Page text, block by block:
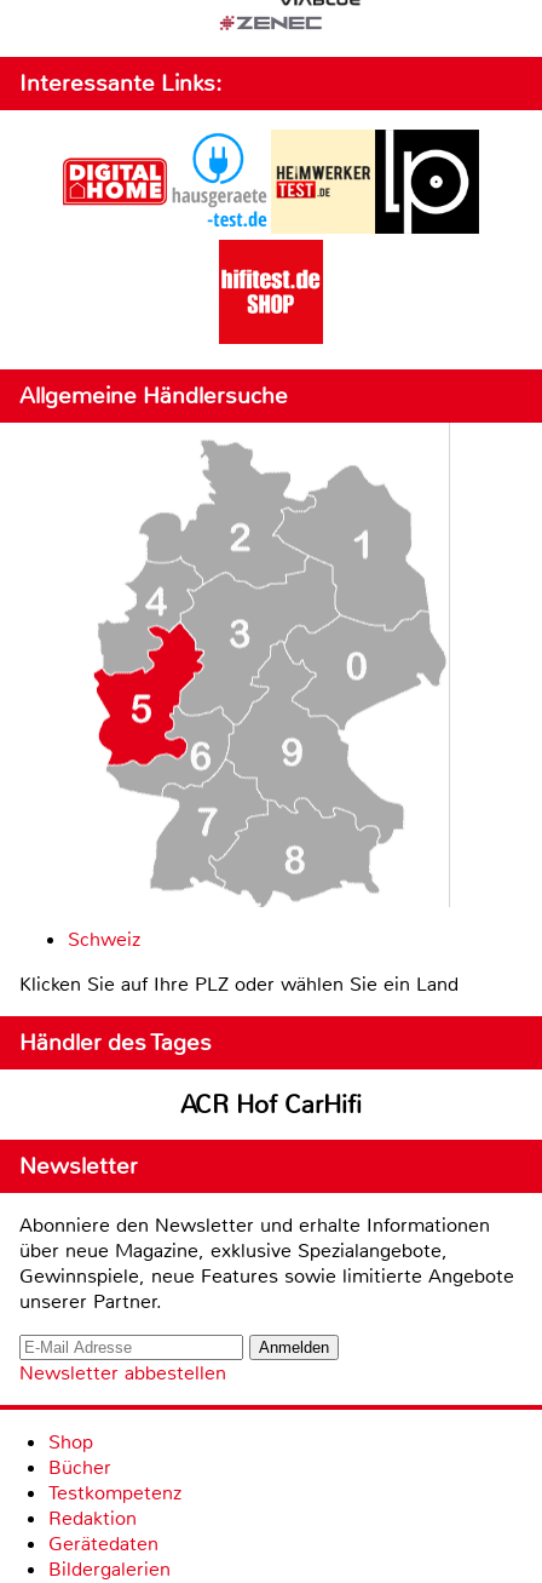
Interessante Links:
Allgemeine Händlersuche
Schweiz
Klicken Sie auf Ihre PLZ oder wählen Sie ein Land
Händler des Tages
ACR Hof CarHifi
Newsletter
Abonniere den Newsletter und erhalte Informationen
über neue Magazine, exklusive Spezialangebote,
Gewinnspiele, neue Features sowie limitierte Angebote
unserer Partner.
Newsletter abbestellen
Shop
Bücher
Testkompetenz
Redaktion
Gerätedaten
Bildergalerien